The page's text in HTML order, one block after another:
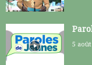
5 août